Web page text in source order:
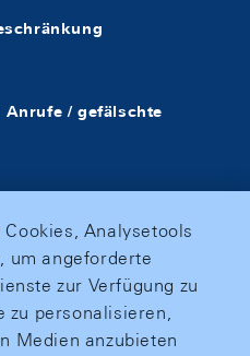
Anrufe / gefälschte
Analysetools
um angeforderte
zur Verfügung zu
zu personalisieren,
Medien anzubieten